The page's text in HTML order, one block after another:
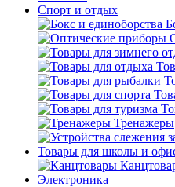
Спорт и отдых
Тренажеры
Товары для школы и
Электроника